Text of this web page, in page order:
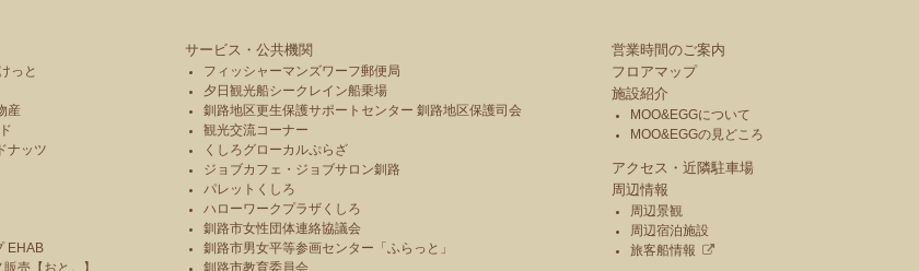
っと
産
ナッツ
EHAB
売【おと。】
サービス・公共機関
フィッシャーマンズワーフ郵便局
夕日観光船シークレイン船乗場
釧路地区更生保護サポートセンター 釧路地区保護司会
観光交流コーナー
くしろグローカルぷらざ
ジョブカフェ・ジョブサロン釧路
パレットくしろ
ハローワークプラザくしろ
釧路市女性団体連絡協議会
釧路市男女平等参画センター「ふらっと」
釧路市教育委員会
営業時間のご案内
フロアマップ
施設紹介
MOO&EGGについて
MOO&EGGの見どころ
アクセス・近隣駐車場
周辺情報
周辺景観
周辺宿泊施設
旅客船情報